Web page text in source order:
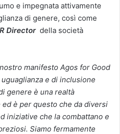
e impegnata attivamente
di genere, così come
Director della società
manifesto Agos for Good
e di inclusione
genere è una realtà
è per questo che da diversi
iniziative che la combattano e
Siamo fermamente